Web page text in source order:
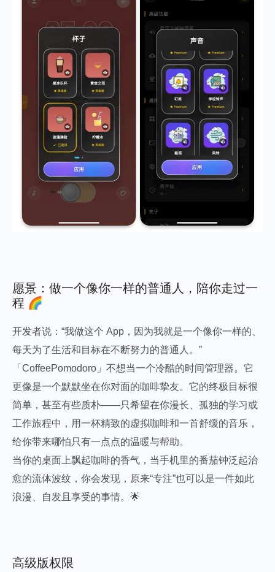
愿景：做一个像你一样的普通人，陪你走过一
程 🌈
开发者说：“我做这个 App，因为我就是一个像你一样的、
每天为了生活和目标在不断努力的普通人。”
「CoffeePomodoro」不想当一个冷酷的时间管理器。它
更像是一个默默坐在你对面的咖啡挚友。它的终极目标很
简单，甚至有些质朴——只希望在你漫长、孤独的学习或
工作旅程中，用一杯精致的虚拟咖啡和一首舒缓的音乐，
给你带来哪怕只有一点点的温暖与帮助。
当你的桌面上飘起咖啡的香气，当手机里的番茄钟泛起治
愈的流体波纹，你会发现，原来“专注”也可以是一件如此
浪漫、自发且享受的事情。🌟
高级版权限